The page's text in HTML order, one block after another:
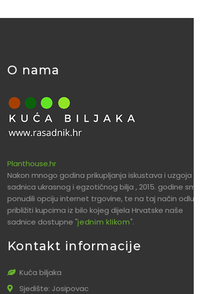
O nama
Planthouse.hr
Nakon mnogo godina prikupljanja iskustava i uzgoja
sadnica ukrasnog i egzotičnog bilja , 2015. godine smo
ponudili opciju internet trgovine, te na taj način odlučili
približiti kupcima iz bilo kojeg dijela Hrvatske naše
sadnice dostupne "jednim klikom".
Kontakt informacije
Kuća biljaka
Sjedište: Josipovac